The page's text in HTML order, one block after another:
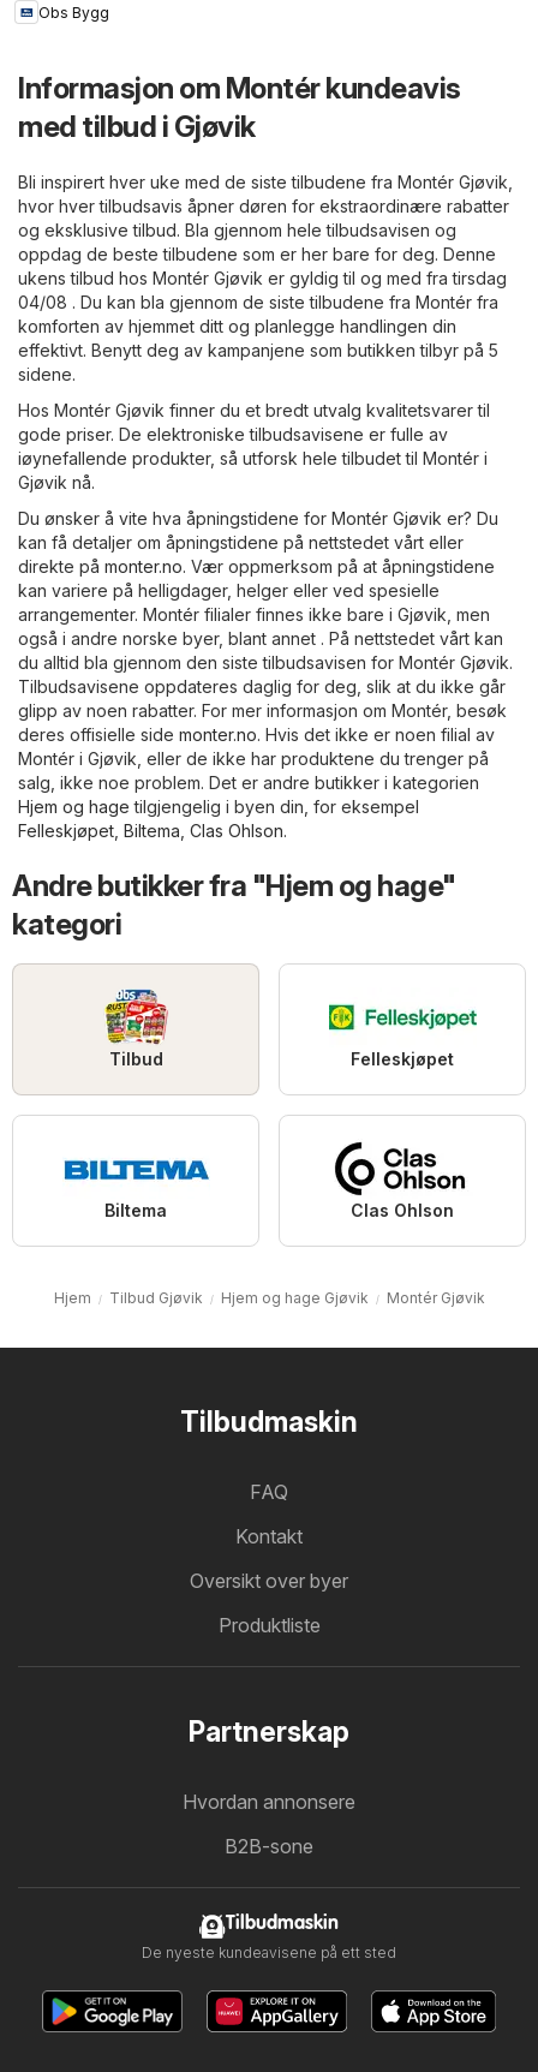
Obs Bygg
Informasjon om Montér kundeavis
med tilbud i Gjøvik
Bli inspirert hver uke med de siste tilbudene fra Montér Gjøvik,
hvor hver tilbudsavis åpner døren for ekstraordinære rabatter
og eksklusive tilbud. Bla gjennom hele tilbudsavisen og
oppdag de beste tilbudene som er her bare for deg. Denne
ukens tilbud hos Montér Gjøvik er gyldig til og med fra tirsdag
04/08 . Du kan bla gjennom de siste tilbudene fra Montér fra
komforten av hjemmet ditt og planlegge handlingen din
effektivt. Benytt deg av kampanjene som butikken tilbyr på 5
sidene.
Hos Montér Gjøvik finner du et bredt utvalg kvalitetsvarer til
gode priser. De elektroniske tilbudsavisene er fulle av
iøynefallende produkter, så utforsk hele tilbudet til Montér i
Gjøvik nå.
Du ønsker å vite hva åpningstidene for Montér Gjøvik er? Du
kan få detaljer om åpningstidene på nettstedet vårt eller
direkte på monter.no. Vær oppmerksom på at åpningstidene
kan variere på helligdager, helger eller ved spesielle
arrangementer. Montér filialer finnes ikke bare i Gjøvik, men
også i andre norske byer, blant annet . På nettstedet vårt kan
du alltid bla gjennom den siste tilbudsavisen for Montér Gjøvik.
Tilbudsavisene oppdateres daglig for deg, slik at du ikke går
glipp av noen rabatter. For mer informasjon om Montér, besøk
deres offisielle side monter.no. Hvis det ikke er noen filial av
Montér i Gjøvik, eller de ikke har produktene du trenger på
salg, ikke noe problem. Det er andre butikker i kategorien
Hjem og hage tilgjengelig i byen din, for eksempel
Felleskjøpet Biltema Clas Ohlson.
Andre butikker fra "Hjem og hage"
kategori
Tilbud Felleskjøpet
Biltema Clas Ohlson
Hjem Tilbud Gjøvik Hjem og hage Gjøvik Montér Gjøvik
Tilbudmaskin
FAQ
Kontakt
Oversikt over byer
Produktliste
Partnerskap
Hvordan annonsere
B2B-sone
Tilbudmaskin
De nyeste kundeavisene på ett sted